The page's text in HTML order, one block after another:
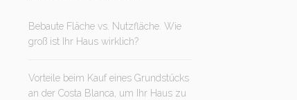
Bebaute Fläche vs. Nutzfläche. Wie
groß ist Ihr Haus wirklich?
Vorteile beim Kauf eines Grundstücks
an der Costa Blanca, um Ihr Haus zu